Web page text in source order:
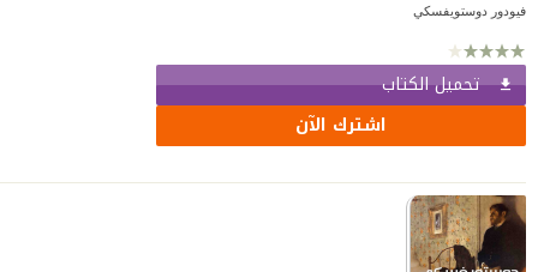
فيودور دوستويفسكي
تحميل الكتاب
اشترك الآن